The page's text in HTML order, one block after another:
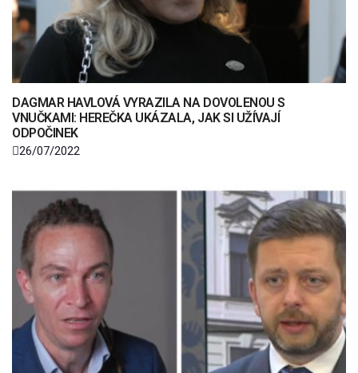
DAGMAR HAVLOVÁ VYRAZILA NA DOVOLENOU S
VNUČKAMI: HEREČKA UKÁZALA, JAK SI UŽÍVAJÍ
ODPOČINEK
26/07/2022